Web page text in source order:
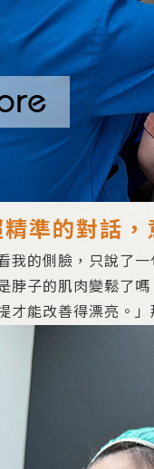
準的對話，
我的側臉，只說了
脖子的肌肉變鬆了
才能改善得漂亮。